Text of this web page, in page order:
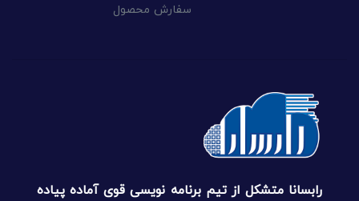
سفارش محصول
رابسانا متشکل از تیم برنامه نویسی قوی آماده پیاده